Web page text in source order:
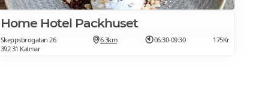
Home Hotel Packhuset
Skeppsbrogatan 26
392 31 Kalmar
6.3km 06:30-09:30 175Kr